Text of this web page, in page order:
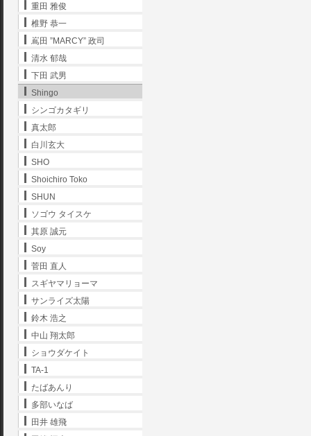
重田 雅俊
椎野 恭一
嶌田 ”MARCY” 政司
清水 郁哉
下田 武男
Shingo
シンゴカタギリ
真太郎
白川玄大
SHO
Shoichiro Toko
SHUN
ソゴウ タイスケ
其原 誠元
Soy
菅田 直人
スギヤマリョーマ
サンライズ太陽
鈴木 浩之
中山 翔太郎
ショウダケイト
TA-1
たばあんり
多部いなば
田井 雄飛